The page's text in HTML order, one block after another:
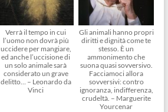
Verrà il tempo in cui
l’uomo non dovrà più
uccidere per mangiare,
ed anche l’uccisione di
un solo animale sarà
considerato un grave
delitto… – Leonardo da
Vinci
Gli animali hanno propri
diritti e dignità come te
stesso. È un
ammonimento che
suona quasi sovversivo.
Facciamoci allora
sovversivi: contro
ignoranza, indifferenza,
crudeltà. – Marguerite
Yourcenar